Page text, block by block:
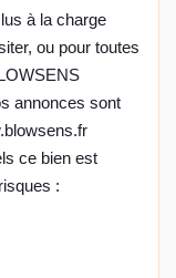
à la charge
ou pour toutes
annonces sont
ce bien est
: